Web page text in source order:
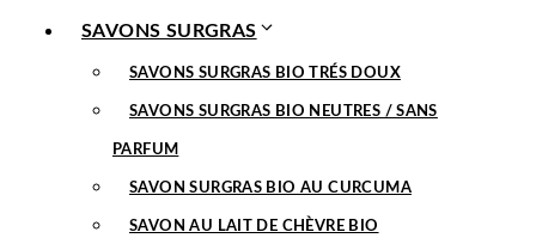
SAVONS SURGRAS
SAVONS SURGRAS BIO TRÉS DOUX
SAVONS SURGRAS BIO NEUTRES / SANS
PARFUM
SAVON SURGRAS BIO AU CURCUMA
SAVON AU LAIT DE CHÈVRE BIO